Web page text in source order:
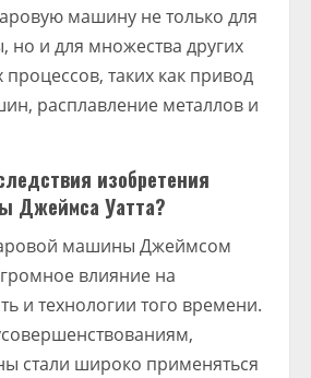
машину не только для
но и для множества других
таких как привод
расплавление металлов и
изобретения
Джеймса Уатта?
машины Джеймсом
влияние на
и технологии того времени.
стали широко применяться